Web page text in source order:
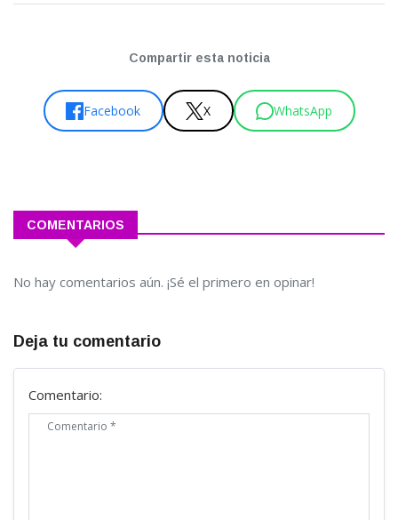
Compartir esta noticia
Facebook X WhatsApp
COMENTARIOS
No hay comentarios aún. ¡Sé el primero en opinar!
Deja tu comentario
Comentario: